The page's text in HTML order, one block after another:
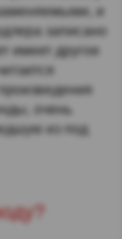
и
записано
имеет другое
очень
из под